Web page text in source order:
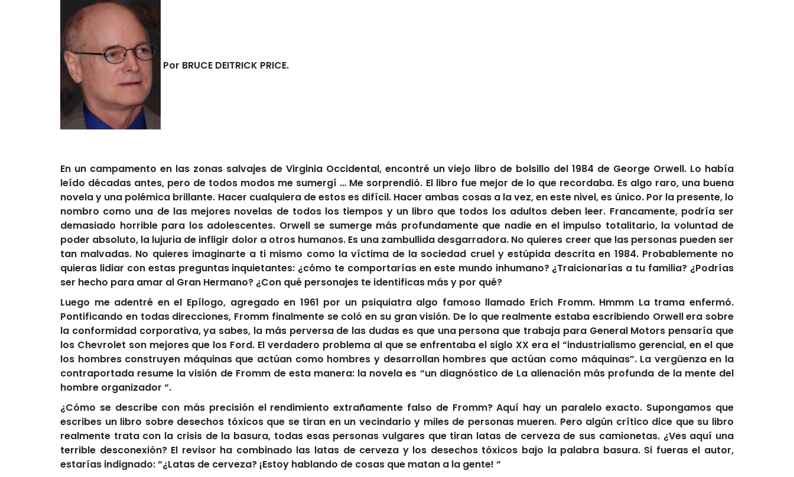
Por BRUCE DEITRICK PRICE.
En un campamento en las zonas salvajes de Virginia Occidental, encontré un viejo libro de bolsillo del 1984 de George Orwell. Lo había
leído décadas antes, pero de todos modos me sumergí … Me sorprendió. El libro fue mejor de lo que recordaba. Es algo raro, una buena
novela y una polémica brillante. Hacer cualquiera de estos es difícil. Hacer ambas cosas a la vez, en este nivel, es único. Por la presente, lo
nombro como una de las mejores novelas de todos los tiempos y un libro que todos los adultos deben leer. Francamente, podría ser
demasiado horrible para los adolescentes. Orwell se sumerge más profundamente que nadie en el impulso totalitario, la voluntad de
poder absoluto, la lujuria de infligir dolor a otros humanos. Es una zambullida desgarradora. No quieres creer que las personas pueden ser
tan malvadas. No quieres imaginarte a ti mismo como la víctima de la sociedad cruel y estúpida descrita en 1984. Probablemente no
quieras lidiar con estas preguntas inquietantes: ¿cómo te comportarías en este mundo inhumano? ¿Traicionarías a tu familia? ¿Podrías
ser hecho para amar al Gran Hermano? ¿Con qué personajes te identificas más y por qué?
Luego me adentré en el Epílogo, agregado en 1961 por un psiquiatra algo famoso llamado Erich Fromm. Hmmm La trama enfermó.
Pontificando en todas direcciones, Fromm finalmente se coló en su gran visión. De lo que realmente estaba escribiendo Orwell era sobre
la conformidad corporativa, ya sabes, la más perversa de las dudas es que una persona que trabaja para General Motors pensaría que
los Chevrolet son mejores que los Ford. El verdadero problema al que se enfrentaba el siglo XX era el “industrialismo gerencial, en el que
los hombres construyen máquinas que actúan como hombres y desarrollan hombres que actúan como máquinas”. La vergüenza en la
contraportada resume la visión de Fromm de esta manera: la novela es “un diagnóstico de La alienación más profunda de la mente del
hombre organizador “.
¿Cómo se describe con más precisión el rendimiento extrañamente falso de Fromm? Aquí hay un paralelo exacto. Supongamos que
escribes un libro sobre desechos tóxicos que se tiran en un vecindario y miles de personas mueren. Pero algún crítico dice que su libro
realmente trata con la crisis de la basura, todas esas personas vulgares que tiran latas de cerveza de sus camionetas. ¿Ves aquí una
terrible desconexión? El revisor ha combinado las latas de cerveza y los desechos tóxicos bajo la palabra basura. Si fueras el autor,
estarías indignado: “¿Latas de cerveza? ¡Estoy hablando de cosas que matan a la gente! “